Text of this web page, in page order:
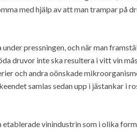
med hjälp av att man trampar på
pressningen, och när man
druvor inte ska resultera i vitt vin
och andra oönskade
samlas sedan upp i jästankar i
etablerade vinindustrin som i olika